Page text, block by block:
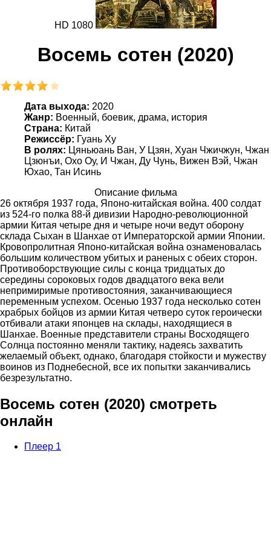
HD 1080
Восемь сотен (2020)
Дата выхода: 2020
Жанр: Военный, боевик, драма, история
Страна: Китай
Режиссёр: Гуань Ху
В ролях: Цяньюань Ван, У Цзян, Хуан Чжичжун, Чжан
Цзюнъи, Охо Оу, И Чжан, Ду Чунь, Вижен Вэй, Чжан
Юхао, Тан Исинь
Описание фильма
26 октября 1937 года, Японо-китайская война. 400 солдат
из 524-го полка 88-й дивизии Народно-революционной
армии Китая четыре дня и четыре ночи ведут оборону
склада Сыхан в Шанхае от Императорской армии Японии.
Кровопролитная Японо-китайская война ознаменовалась
большим количеством убитых и раненых с обеих сторон.
Противоборствующие силы с конца тридцатых до
середины сороковых годов двадцатого века вели
непримиримые противостояния, заканчивающиеся
переменным успехом. Осенью 1937 года несколько сотен
храбрых бойцов из армии Китая четверо суток героически
отбивали атаки японцев на склады, находящиеся в
Шанхае. Военные представители страны Восходящего
Солнца постоянно меняли тактику, надеясь захватить
желаемый объект, однако, благодаря стойкости и мужеству
воинов из Поднебесной, все их попытки заканчивались
безрезультатно.
Восемь сотен (2020) смотреть
онлайн
Плеер 1